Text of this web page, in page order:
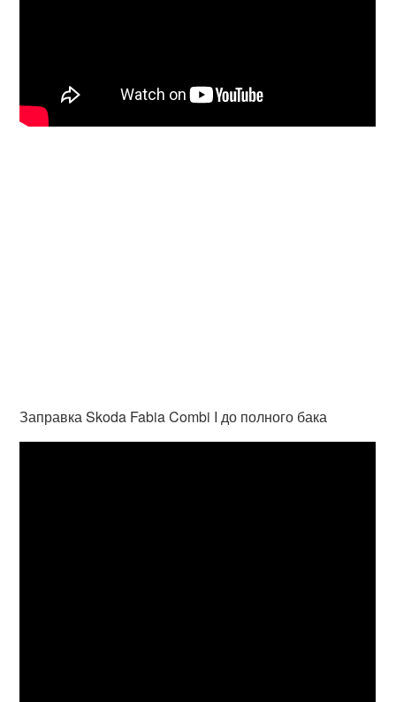
Заправка Skoda Fabia Combi I до полного бака